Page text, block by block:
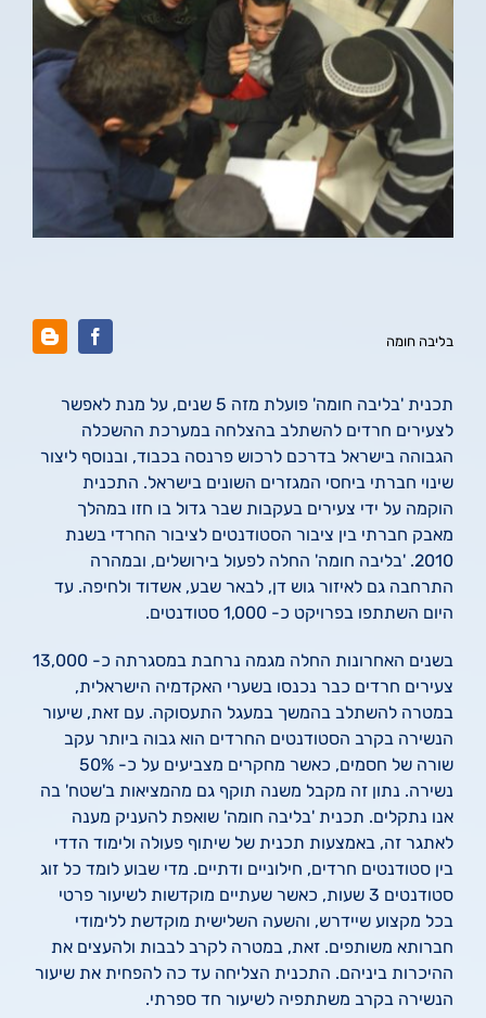
בליבה חומה
תכנית 'בליבה חומה' פועלת מזה 5 שנים, על מנת לאפשר
לצעירים חרדים להשתלב בהצלחה במערכת ההשכלה
הגבוהה בישראל בדרכם לרכוש פרנסה בכבוד, ובנוסף ליצור
שינוי חברתי ביחסי המגזרים השונים בישראל. התכנית
הוקמה על ידי צעירים בעקבות שבר גדול בו חזו במהלך
מאבק חברתי בין ציבור הסטודנטים לציבור החרדי בשנת
2010. 'בליבה חומה' החלה לפעול בירושלים, ובמהרה
התרחבה גם לאיזור גוש דן, לבאר שבע, אשדוד ולחיפה. עד
היום השתתפו בפרויקט כ- 1,000 סטודנטים.
בשנים האחרונות החלה מגמה נרחבת במסגרתה כ- 13,000
צעירים חרדים כבר נכנסו בשערי האקדמיה הישראלית,
במטרה להשתלב בהמשך במעגל התעסוקה. עם זאת, שיעור
הנשירה בקרב הסטודנטים החרדים הוא גבוה ביותר עקב
שורה של חסמים, כאשר מחקרים מצביעים על כ- 50%
נשירה. נתון זה מקבל משנה תוקף גם מהמציאות ב'שטח' בה
אנו נתקלים. תכנית 'בליבה חומה' שואפת להעניק מענה
לאתגר זה, באמצעות תכנית של שיתוף פעולה ולימוד הדדי
בין סטודנטים חרדים, חילוניים ודתיים. מדי שבוע לומד כל זוג
סטודנטים 3 שעות, כאשר שעתיים מוקדשות לשיעור פרטי
בכל מקצוע שיידרש, והשעה השלישית מוקדשת ללימודי
חברותא משותפים. זאת, במטרה לקרב לבבות ולהעצים את
ההיכרות ביניהם. התכנית הצליחה עד כה להפחית את שיעור
הנשירה בקרב משתתפיה לשיעור חד ספרתי.